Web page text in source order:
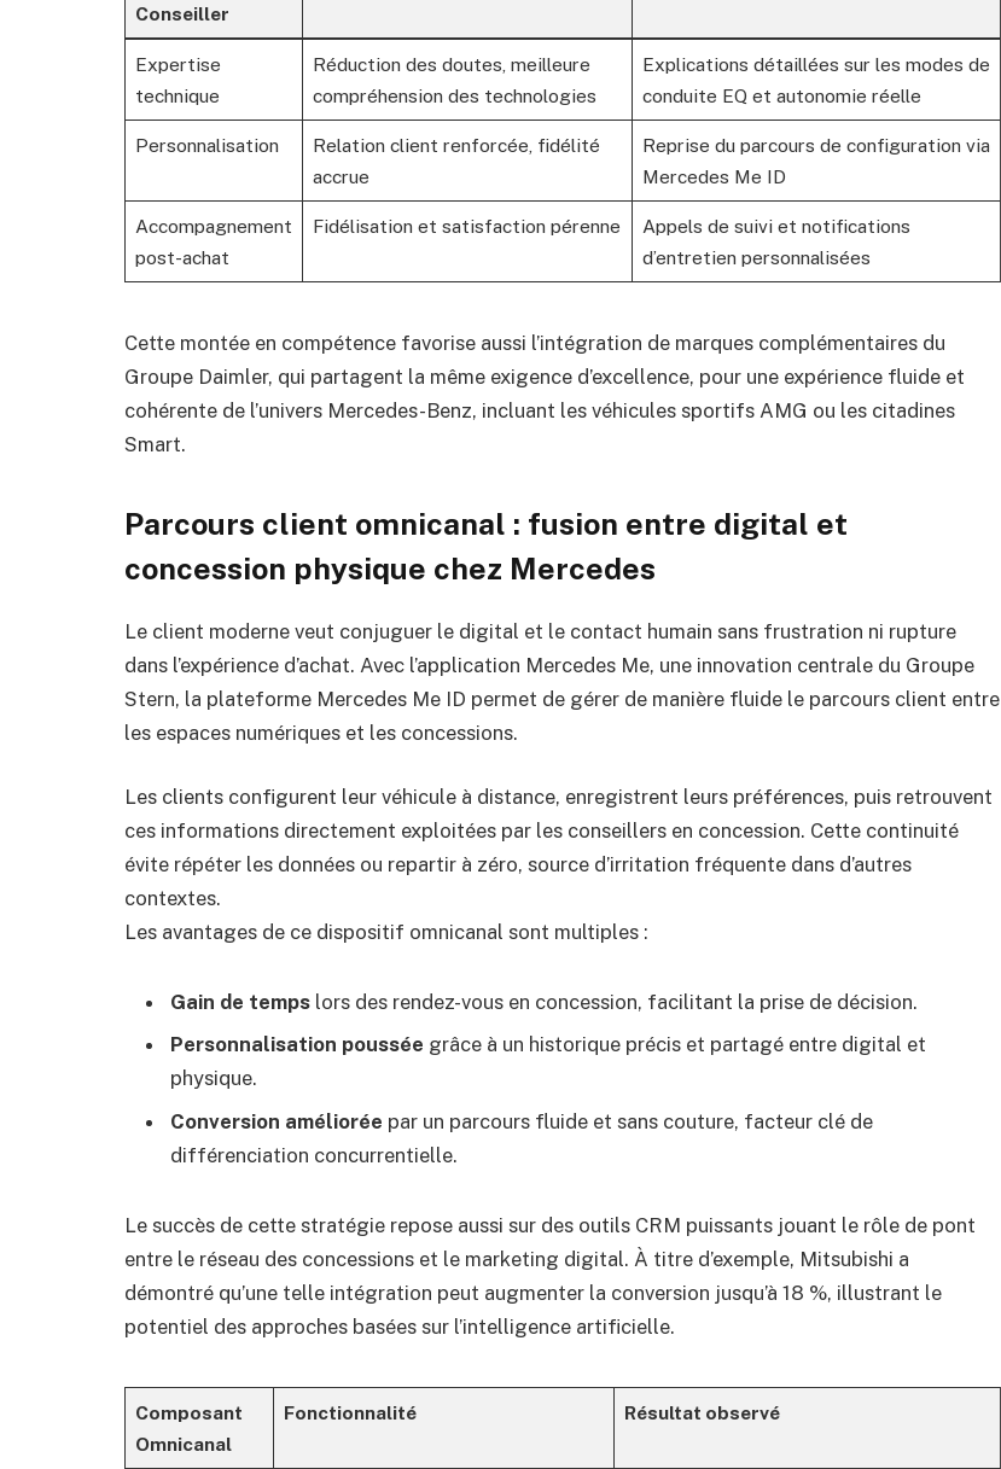
Conseiller
Expertise
technique
Réduction des doutes, meilleure
compréhension des technologies
Explications détaillées sur les modes de
conduite EQ et autonomie réelle
Personnalisation
Relation client renforcée, fidélité
accrue
Reprise du parcours de configuration via
Mercedes Me ID
Accompagnement
post-achat
Fidélisation et satisfaction pérenne
Appels de suivi et notifications
d’entretien personnalisées
Cette montée en compétence favorise aussi l’intégration de marques complémentaires du
Groupe Daimler, qui partagent la même exigence d’excellence, pour une expérience fluide et
cohérente de l’univers Mercedes-Benz, incluant les véhicules sportifs AMG ou les citadines
Smart.
Parcours client omnicanal : fusion entre digital et
concession physique chez Mercedes
Le client moderne veut conjuguer le digital et le contact humain sans frustration ni rupture
dans l’expérience d’achat. Avec l’application Mercedes Me, une innovation centrale du Groupe
Stern, la plateforme Mercedes Me ID permet de gérer de manière fluide le parcours client entre
les espaces numériques et les concessions.
Les clients configurent leur véhicule à distance, enregistrent leurs préférences, puis retrouvent
ces informations directement exploitées par les conseillers en concession. Cette continuité
évite répéter les données ou repartir à zéro, source d’irritation fréquente dans d’autres
contextes.
Les avantages de ce dispositif omnicanal sont multiples :
Gain de temps lors des rendez-vous en concession, facilitant la prise de décision.
Personnalisation poussée grâce à un historique précis et partagé entre digital et
physique.
Conversion améliorée par un parcours fluide et sans couture, facteur clé de
différenciation concurrentielle.
Le succès de cette stratégie repose aussi sur des outils CRM puissants jouant le rôle de pont
entre le réseau des concessions et le marketing digital. À titre d’exemple, Mitsubishi a
démontré qu’une telle intégration peut augmenter la conversion jusqu’à 18 %, illustrant le
potentiel des approches basées sur l’intelligence artificielle.
Composant
Omnicanal
Fonctionnalité Résultat observé